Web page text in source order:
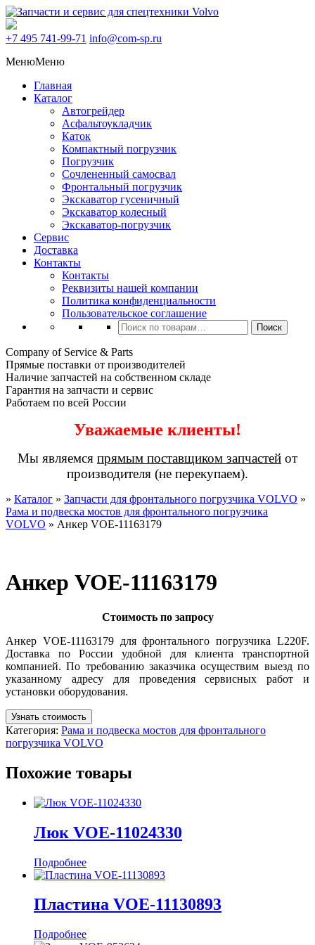
+7 495 741-99-71 info@com-sp.ru
МенюМеню
Главная
Каталог
Автогрейдер
Асфальтоукладчик
Каток
Компактный погрузчик
Погрузчик
Сочлененный самосвал
Фронтальный погрузчик
Экскаватор гусеничный
Экскаватор колесный
Экскаватор-погрузчик
Сервис
Доставка
Контакты
Контакты
Реквизиты нашей компании
Политика конфиденциальности
Пользовательское соглашение
Искать:
Поиск
Company of Service & Parts
Прямые поставки от производителей
Наличие запчастей на собственном складе
Гарантия на запчасти и сервис
Работаем по всей России
Уважаемые клиенты!
Мы являемся прямым поставщиком запчастей от
производителя (не перекупаем).
» Каталог » Запчасти для фронтального погрузчика VOLVO »
Рама и подвеска мостов для фронтального погрузчика
VOLVO » Анкер VOE-11163179
Анкер VOE-11163179
Стоимость по запросу
Анкер VOE-11163179 для фронтального погрузчика L220F.
Доставка по России удобной для клиента транспортной
компанией. По требованию заказчика осуществим выезд по
указанному адресу для проведения сервисных работ и
установки оборудования.
Узнать стоимость
Категория: Рама и подвеска мостов для фронтального
погрузчика VOLVO
Похожие товары
Люк VOE-11024330
Подробнее
Пластина VOE-11130893
Подробнее